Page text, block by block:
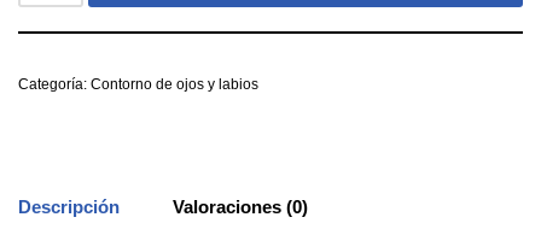
Categoría: Contorno de ojos y labios
Descripción Valoraciones (0)